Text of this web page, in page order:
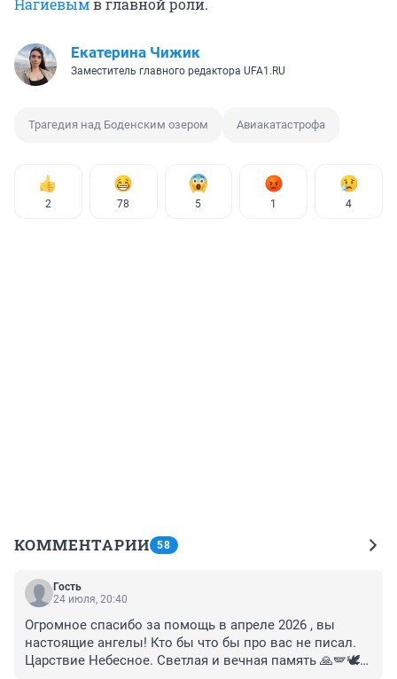
Нагиевымв главной роли.
Екатерина Чижик
Заместитель главного редактора UFA1.RU
Трагедия над Боденским озером Авиакатастрофа
2 78 5 1 4
КОММЕНТАРИИ 58
Гость
24 июля, 20:40
Огромное спасибо за помощь в апреле 2026 , вы
настоящие ангелы! Кто бы что бы про вас не писал.
Царствие Небесное. Светлая и вечная память 🙏🪽🕊